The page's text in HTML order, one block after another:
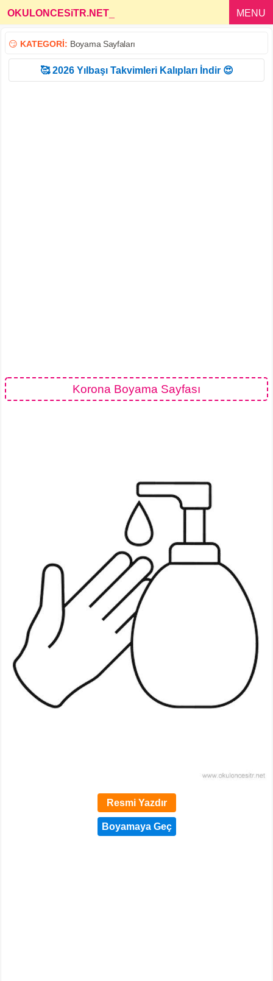
OKULONCESiTR.NET MENU
😏 KATEGORİ: Boyama Sayfaları
🥰 2026 Yılbaşı Takvimleri Kalıpları İndir 😍
Korona Boyama Sayfası
Resmi Yazdır